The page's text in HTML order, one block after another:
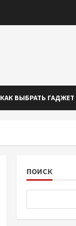
КАК ВЫБРАТЬ ГАДЖЕТ
ПОИСК